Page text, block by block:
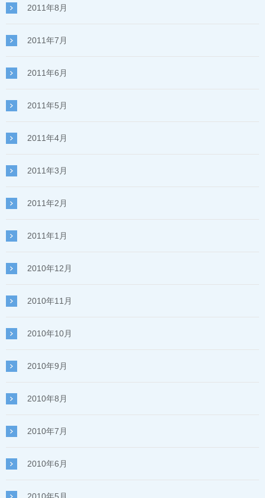
2011年8月
2011年7月
2011年6月
2011年5月
2011年4月
2011年3月
2011年2月
2011年1月
2010年12月
2010年11月
2010年10月
2010年9月
2010年8月
2010年7月
2010年6月
2010年5月